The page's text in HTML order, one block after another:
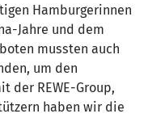
Hamburgerinnen
Jahre und dem
mussten auch
um den
der REWE-Group,
haben wir die